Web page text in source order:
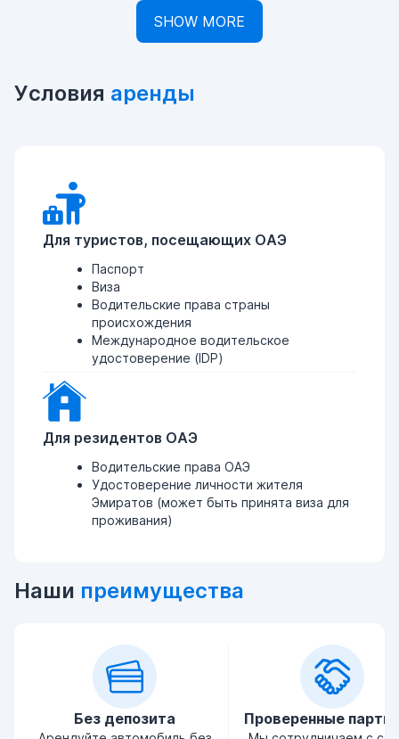
SHOW MORE
Условия аренды
Для туристов, посещающих ОАЭ
Паспорт
Виза
Водительские права страны
происхождения
Международное водительское
удостоверение (IDP)
Для резидентов ОАЭ
Водительские права ОАЭ
Удостоверение личности жителя
Эмиратов (может быть принята виза для
проживания)
Наши преимущества
Без депозита Проверенные